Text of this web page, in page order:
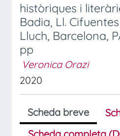
històriques i
Badia, Ll.
Lluch, Barcelona,
pp
Veronica Orazi
2020
Scheda breve